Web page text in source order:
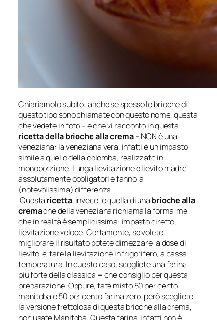
Chiariamolo subito: anche se spesso le brioche di
questo tipo sono chiamate con questo nome, questa
che vedete in foto – e che vi racconto in questa
ricetta della brioche alla crema– NON è una
veneziana: la veneziana vera, infatti è un impasto
simile a quello della colomba, realizzato in
monoporzione. Lunga lievitazione e lievito madre
assolutamente obbligatori e fanno la
(notevolissima) differenza.
Questa ricetta, invece, è quella di una brioche alla
cremache della veneziana richiama la forma me
che in realtà è semplicissima: impasto diretto,
lievitazione veloce. Certamente, se volete
migliorare il risultato potete dimezzare la dose di
lievito e fare la lievitazione in frigorifero, a bassa
temperatura. In questo caso, scegliete una farina
più forte della classica = che consiglio per questa
preparazione. Oppure, fate misto 50 per cento
manitoba e 50 per cento farina zero. però scegliete
la versione frettolosa di questa brioche alla crema,
non usate Manitoba. Questa farina, infatti non è